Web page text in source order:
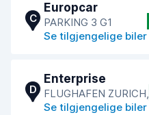
C
Europcar
PARKING 3 G1
Se tilgjengelige biler
D
Enterprise
FLUGHAFEN ZURICH,
Se tilgjengelige biler